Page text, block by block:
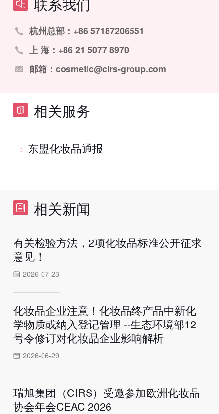
杭州总部：+86 57187206551
上 海：+86 21 5077 8970
邮箱：cosmetic@cirs-group.com
相关服务
东盟化妆品通报
相关新闻
有关检验方法，2项化妆品标准公开征求
意见！
2026-07-23
化妆品企业注意！化妆品终产品中新化
学物质或纳入登记管理 --生态环境部12
号令修订对化妆品企业影响解析
2026-06-29
瑞旭集团（CIRS）受邀参加欧洲化妆品
协会年会CEAC 2026